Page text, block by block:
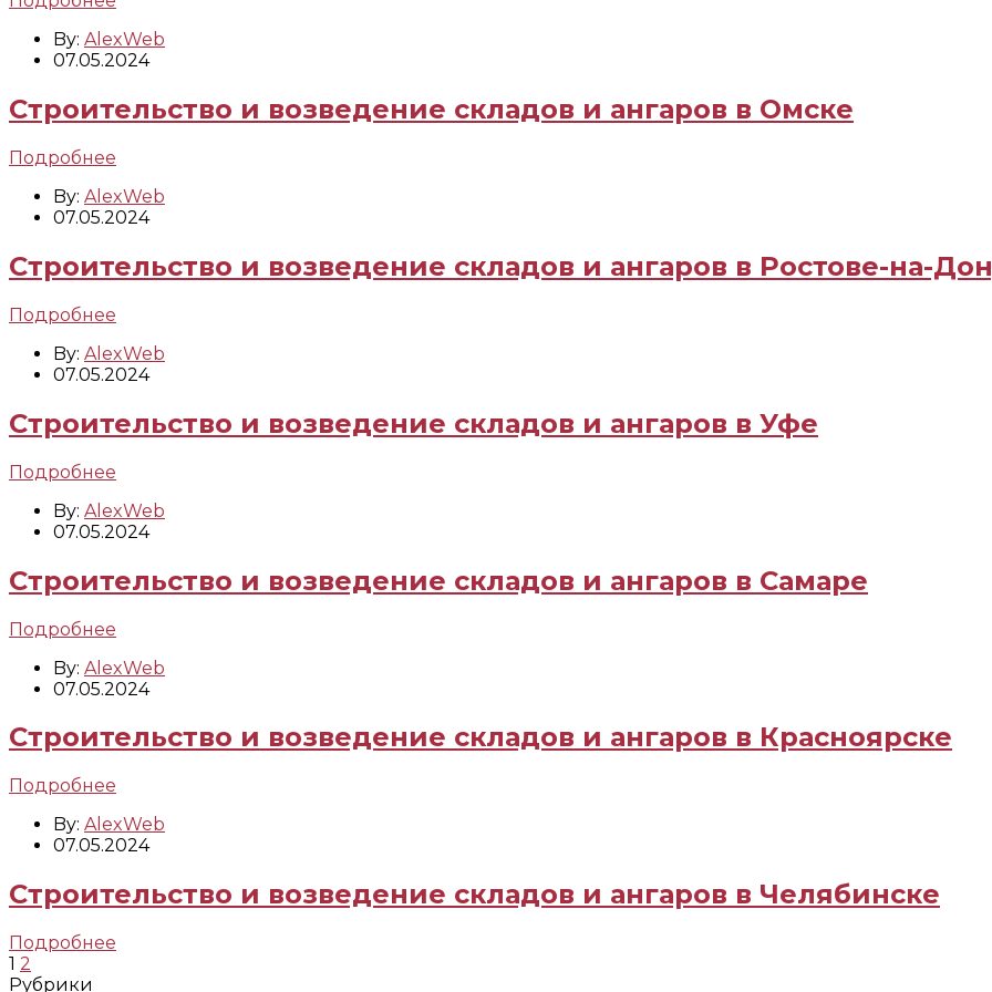
By: AlexWeb
07.05.2024
Строительство и возведение складов и ангаров в Омске
Подробнее
By: AlexWeb
07.05.2024
Строительство и возведение складов и ангаров в Ростове-на-
Подробнее
By: AlexWeb
07.05.2024
Строительство и возведение складов и ангаров в Уфе
Подробнее
By: AlexWeb
07.05.2024
Строительство и возведение складов и ангаров в Самаре
Подробнее
By: AlexWeb
07.05.2024
Строительство и возведение складов и ангаров в Красноярске
Подробнее
By: AlexWeb
07.05.2024
Строительство и возведение складов и ангаров в Челябинске
Подробнее
1 2
Рубрики